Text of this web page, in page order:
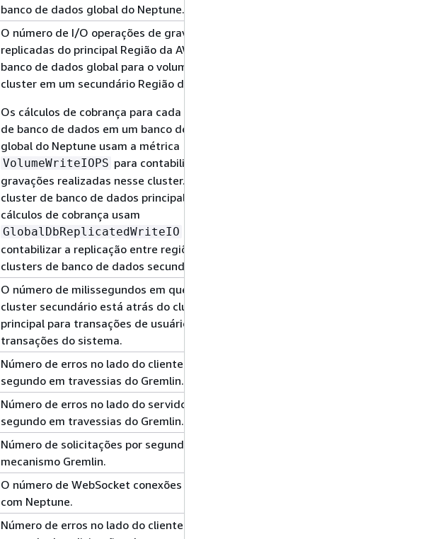
banco de dados global do Neptune.
O número de I/O operações de gravação
replicadas do principal Região da AWS no
banco de dados global para o volume do
cluster em um secundário Região da AWS.
Os cálculos de cobrança para cada cluster
de banco de dados em um banco de dados
global do Neptune usam a métrica
VolumeWriteIOPS para contabilizar as
gravações realizadas nesse cluster. Para o
cluster de banco de dados principal, os
cálculos de cobrança usam
GlobalDbReplicatedWriteIO
contabilizar a replicação entre regiões para
clusters de banco de dados secundários.
O número de milissegundos em que um
cluster secundário está atrás do cluster
principal para transações de usuário e
transações do sistema.
Número de erros no lado do cliente por
segundo em travessias do Gremlin.
Número de erros no lado do servidor por
segundo em travessias do Gremlin.
Número de solicitações por segundo para o
mecanismo Gremlin.
O número de WebSocket conexões abertas
com Neptune.
Número de erros no lado do cliente por